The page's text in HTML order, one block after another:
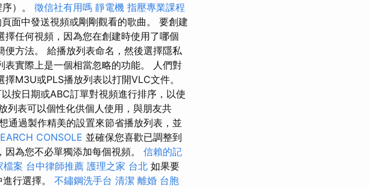
）。 徵信社有用嗎 靜電機 指壓專業課程
面中發送視頻或剛剛觀看的歌曲。 要創建
任何視頻，因為您在創建時使用了哪個
方法。 給播放列表命名，然後選擇隱私
實際上是一個相當忽略的功能。 人們對
M3U或PLS播放列表以打開VLC文件。
按日期或ABC訂單對視頻進行排序，以使
列表可以個性化供個人使用，與朋友共
通過製作精美的設置來節省播放列表，並
CONSOLE 並確保您喜歡已調整到
為您不必單獨添加每個視頻。 信賴的記
檔案 台中律師推薦 護理之家 台北 如果要
行選擇。 不鏽鋼洗手台 清潔 離婚 台胞